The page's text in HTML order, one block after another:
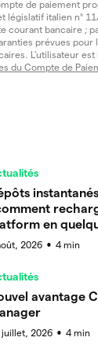
de paiement
législatif italien n°
courant bancaire ;
prévues pour
L'utilisateur
du Compte de
en
2026 ● 4 min
avantage
juillet, 2026 ● 4 min